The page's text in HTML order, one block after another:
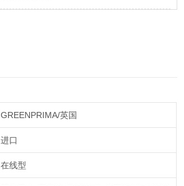
GREENPRIMA/英国
进口
在线型